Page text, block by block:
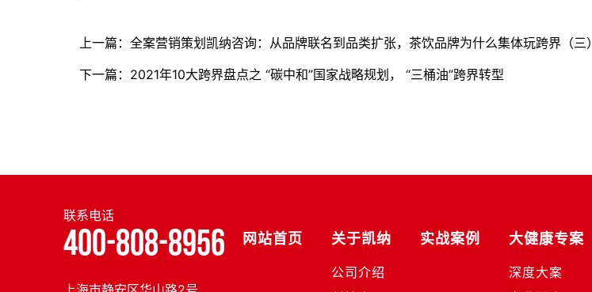
上一篇：全案营销策划凯纳咨询：从品牌联名到品类扩张，茶饮品牌为什么集体玩跨界（三）
下一篇：2021年10大跨界盘点之 “碳中和”国家战略规划， “三桶油”跨界转型
联系电话
400-808-8956 网站首页 关于凯纳
公司介绍
实战案例 大健康专案
深度大案